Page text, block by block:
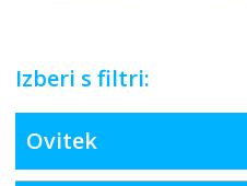
Izberi s filtri:
Ovitek